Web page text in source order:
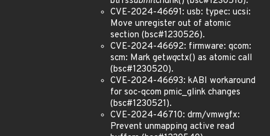
CVE-2024-46691: usb: typec: ucsi:
Move unregister out of atomic
section (bsc#1230526).
CVE-2024-46692: firmware: qcom:
scm: Mark getwqctx() as atomic call
(bsc#1230520).
CVE-2024-46693: kABI workaround
for soc-qcom pmic_glink changes
(bsc#1230521).
CVE-2024-46710: drm/vmwgfx:
Prevent unmapping active read